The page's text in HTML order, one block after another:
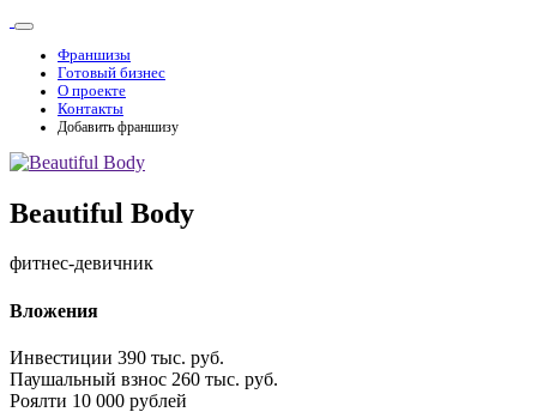
Франшизы
Готовый бизнес
О проекте
Контакты
Добавить франшизу
Beautiful Body
фитнес-девичник
Вложения
Инвестиции 390 тыс. руб.
Паушальный взнос 260 тыс. руб.
Роялти 10 000 рублей